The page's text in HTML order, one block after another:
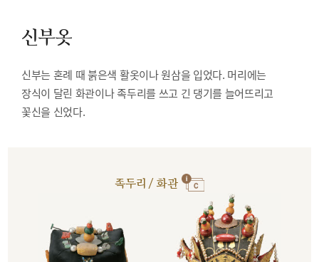
신부옷
신부는 혼례 때 붉은색 활옷이나 원삼을 입었다. 머리에는
장식이 달린 화관이나 족두리를 쓰고 긴 댕기를 늘어뜨리고
꽃신을 신었다.
족두리 / 화관